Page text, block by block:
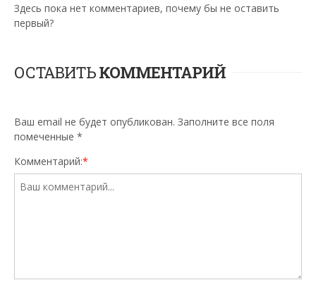
Здесь пока нет комментариев, почему бы не оставить
первый?
ОСТАВИТЬКОММЕНТАРИЙ
Ваш email не будет опубликован. Заполните все поля
помеченные *
Комментарий:*